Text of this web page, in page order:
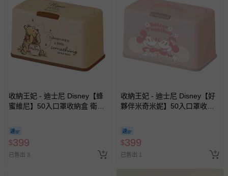
收納王妃 - 迪士尼 Disney【蜂
蜜維尼】50入口罩收納盒 衛生
$399
已售出 3
收納王妃 - 迪士尼 Disney【好
夥伴米奇米妮】50入口罩收納
$399
已售出 1